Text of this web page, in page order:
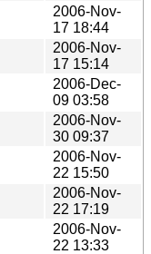
2006-Nov-
17 18:44
2006-Nov-
17 15:14
2006-Dec-
09 03:58
2006-Nov-
30 09:37
2006-Nov-
22 15:50
2006-Nov-
22 17:19
2006-Nov-
22 13:33